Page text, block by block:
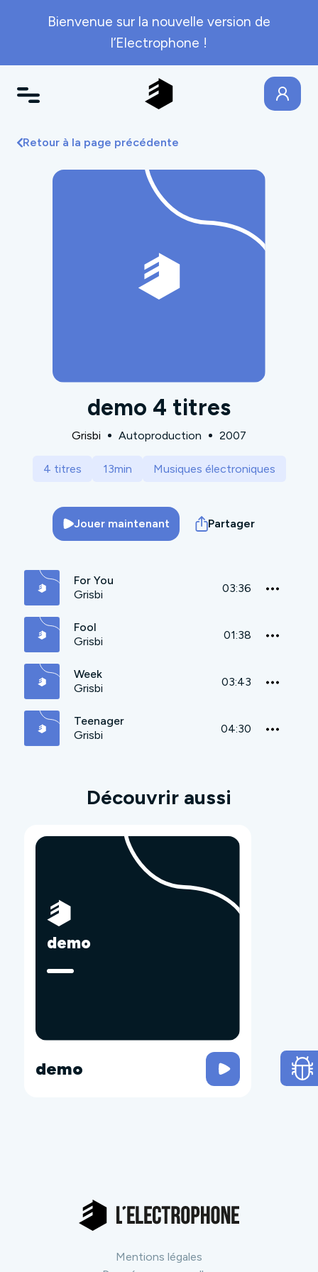
Bienvenue sur la nouvelle version de
l’Electrophone !
Retour à la page précédente
demo 4 titres
Grisbi Autoproduction 2007
4 titres 13min Musiques électroniques
Jouer maintenant Partager
For You
Grisbi
03:36
Fool
Grisbi
01:38
Week
Grisbi
03:43
Teenager
Grisbi
04:30
Découvrir aussi
demo
demo
Mentions légales